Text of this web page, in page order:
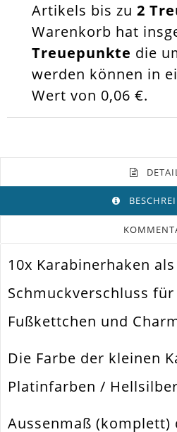
Artikels bis zu 2
Warenkorb hat
Treuepunkte die
werden können in
Wert von 0,06 €.
Farbe Hellsilber
Funktion
Spezifikation Karabinerhaken
Verwendung
Befestigen Von
Kette
Größe
10x5.5x3mm
Material Metall Legierung
10x Karabinerhaken als
Schmuckverschluss
Fußkettchen und
Die Farbe der kleinen
Platinfarben / Hellsilber
Aussenmaß (komplett)